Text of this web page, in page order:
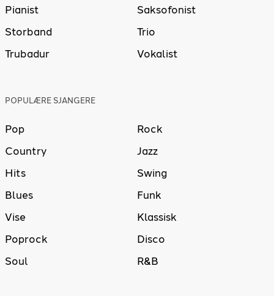
Pianist
Saksofonist
Storband
Trio
Trubadur
Vokalist
POPULÆRE SJANGERE
Pop
Rock
Country
Jazz
Hits
Swing
Blues
Funk
Vise
Klassisk
Poprock
Disco
Soul
R&B